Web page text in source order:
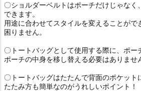
〇ショルダーベルトはポーチだけじゃなく
できます。
用途に合わせてスタイルを変えることがで
困りません。
〇トートバッグとして使用する際に、ポー
ポーチの中身を移し替える必要はありませ
〇トートバッグはたたんで背面のポケット
たたみ方も簡単なのがうれしいポイント！